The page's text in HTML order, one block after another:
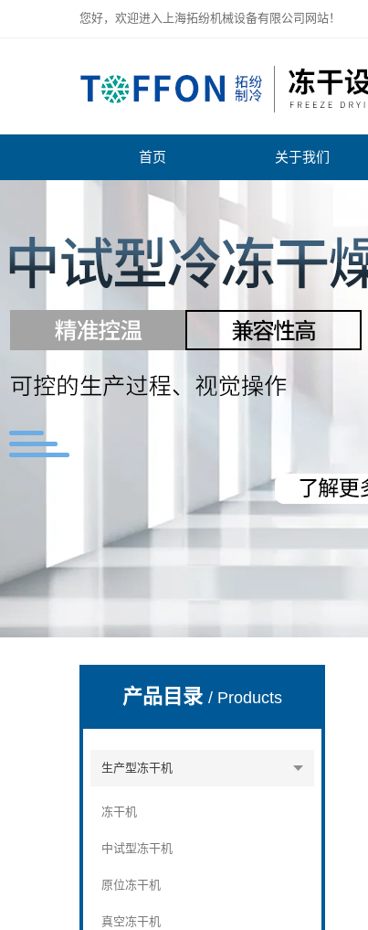
您好，欢迎进入上海拓纷机械设备有限公司网站！
上海拓纷机械设备有限公司
首页 关于我们
产品目录/ Products
生产型冻干机
冻干机
中试型冻干机
原位冻干机
真空冻干机